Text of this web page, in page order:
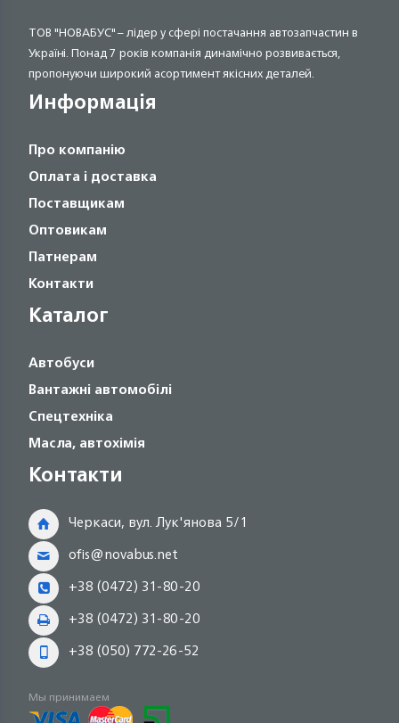
ТОВ "НОВАБУС" – лідер у сфері постачання автозапчастин в
Україні. Понад 7 років компанія динамічно розвивається,
пропонуючи широкий асортимент якісних деталей.
Информація
Про компанію
Оплата і доставка
Поставщикам
Оптовикам
Патнерам
Контакти
Каталог
Автобуси
Вантажні автомобілі
Спецтехніка
Масла, автохімія
Контакти
Черкаси, вул. Лук'янова 5/1
ofis@novabus.net
+38 (0472) 31-80-20
+38 (0472) 31-80-20
+38 (050) 772-26-52
Мы принимаем